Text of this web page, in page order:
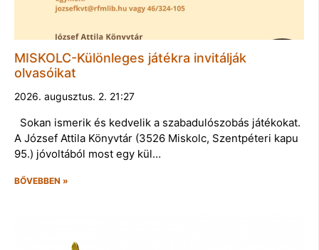
MISKOLC-Különleges játékra invitálják
olvasóikat
2026. augusztus. 2. 21:27
Sokan ismerik és kedvelik a szabadulószobás játékokat.
A József Attila Könyvtár (3526 Miskolc, Szentpéteri kapu
95.) jóvoltából most egy kül…
BŐVEBBEN »